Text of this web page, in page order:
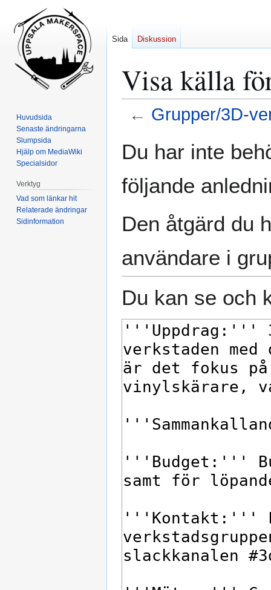
Visa källa
← Grupper/3D-
Du har inte
följande
Den åtgärd du
användare i
Du kan se och
Sida Diskussion
Huvudsida
Senaste ändringarna
Slumpsida
Hjälp om MediaWiki
Specialsidor
Verktyg
Vad som länkar hit
Relaterade ändringar
Sidinformation